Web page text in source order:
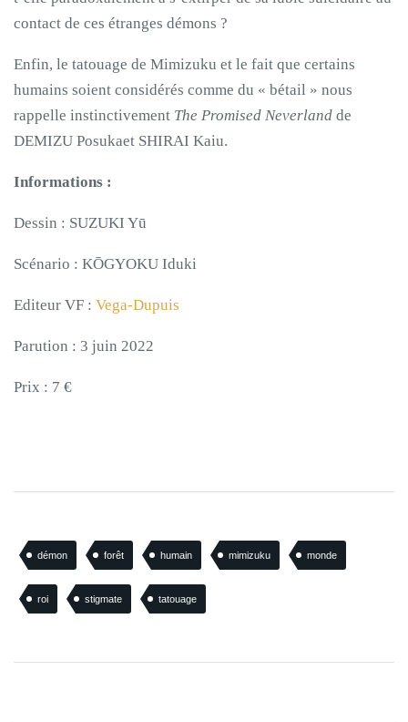
contact de ces étranges démons ?
Enfin, le tatouage de Mimizuku et le fait que certains
humains soient considérés comme du « bétail » nous
rappelle instinctivement The Promised Neverland de
DEMIZU Posukaet SHIRAI Kaiu.
Informations :
Dessin : SUZUKI Yū
Scénario : KŌGYOKU Iduki
Editeur VF : Vega-Dupuis
Parution : 3 juin 2022
Prix : 7 €
démon forêt humain mimizuku monde
roi stigmate tatouage